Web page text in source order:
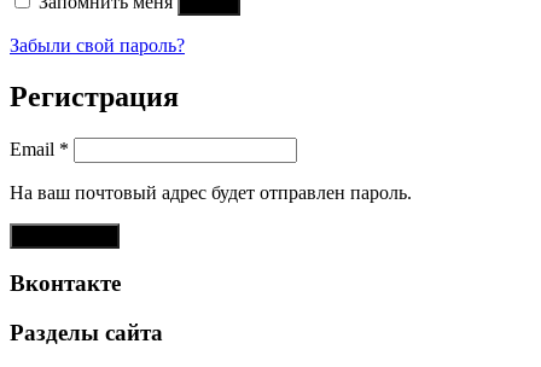
Забыли свой пароль?
Регистрация
Email *
На ваш почтовый адрес будет отправлен пароль.
Вконтакте
Разделы сайта